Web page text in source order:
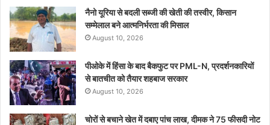
नैनो यूरिया से बदली सब्जी की खेती की तस्वीर, किसान
सम्मेलाल बने आत्मनिर्भरता की मिसाल
August 10, 2026
पीओके में हिंसा के बाद बैकफुट पर PML-N, प्रदर्शनकारियों
से बातचीत को तैयार शहबाज सरकार
August 10, 2026
चोरों से बचाने खेत में दबाए पांच लाख, दीमक ने 75 फीसदी नोट